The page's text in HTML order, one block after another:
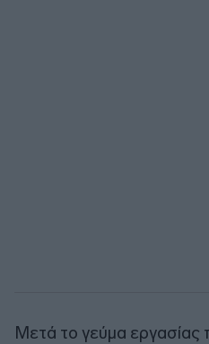
Μετά το γεύμα εργασίας